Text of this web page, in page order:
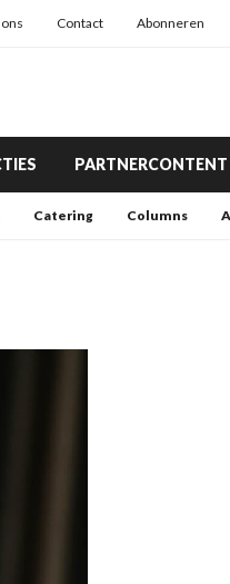
Contact Abonneren
PARTNERCONTENT
Catering Columns